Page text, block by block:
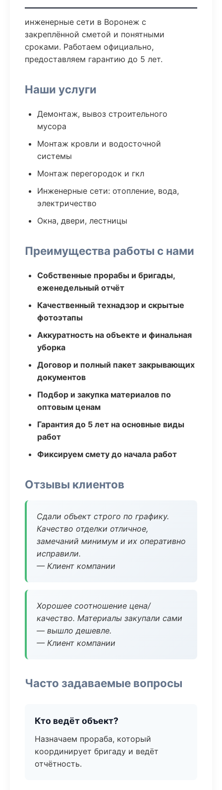
инженерные сети в Воронеж с
закреплённой сметой и понятными
сроками. Работаем официально,
предоставляем гарантию до 5 лет.
Наши услуги
Демонтаж, вывоз строительного
мусора
Монтаж кровли и водосточной
системы
Монтаж перегородок и гкл
Инженерные сети: отопление, вода,
электричество
Окна, двери, лестницы
Преимущества работы с нами
Собственные прорабы и бригады,
еженедельный отчёт
Качественный технадзор и скрытые
фотоэтапы
Аккуратность на объекте и финальная
уборка
Договор и полный пакет закрывающих
документов
Подбор и закупка материалов по
оптовым ценам
Гарантия до 5 лет на основные виды
работ
Фиксируем смету до начала работ
Отзывы клиентов
Сдали объект строго по графику.
Качество отделки отличное,
замечаний минимум и их оперативно
исправили.
— Клиент компании
Хорошее соотношение цена/
качество. Материалы закупали сами
— вышло дешевле.
— Клиент компании
Часто задаваемые вопросы
Кто ведёт объект?
Назначаем прораба, который
координирует бригаду и ведёт
отчётность.